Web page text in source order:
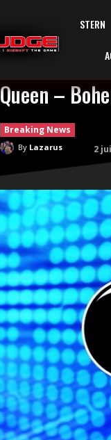
STERN
Queen –
Breaking News
By Lazarus 2